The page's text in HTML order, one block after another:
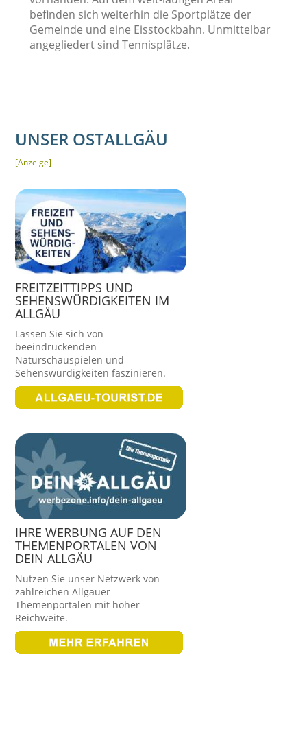
befinden sich weiterhin die Sportplätze der
Gemeinde und eine Eisstockbahn. Unmittelbar
angegliedert sind Tennisplätze.
UNSER OSTALLGÄU
[Anzeige]
FREITZEITTIPPS UND
SEHENSWÜRDIGKEITEN IM
ALLGÄU
Lassen Sie sich von
beeindruckenden
Naturschauspielen und
Sehenswürdigkeiten faszinieren.
IHRE WERBUNG AUF DEN
THEMENPORTALEN VON
DEIN ALLGÄU
Nutzen Sie unser Netzwerk von
zahlreichen Allgäuer
Themenportalen mit hoher
Reichweite.